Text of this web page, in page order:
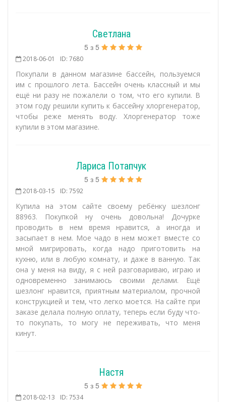
Светлана
5 з 5
2018-06-01 ID: 7680
Покупали в данном магазине бассейн, пользуемся
им с прошлого лета. Бассейн очень классный и мы
ещё ни разу не пожалели о том, что его купили. В
этом году решили купить к бассейну хлоргенератор,
чтобы реже менять воду. Хлоргенератор тоже
купили в этом магазине.
Лариса Потапчук
5 з 5
2018-03-15 ID: 7592
Купила на этом сайте своему ребёнку шезлонг
88963. Покупкой ну очень довольна! Дочурке
проводить в нем время нравится, а иногда и
засыпает в нем. Мое чадо в нем может вместе со
мной мигрировать, когда надо приготовить на
кухню, или в любую комнату, и даже в ванную. Так
она у меня на виду, я с ней разговариваю, играю и
одновременно занимаюсь своими делами. Ещё
шезлонг нравится, приятным материалом, прочной
конструкцией и тем, что легко моется. На сайте при
заказе делала полную оплату, теперь если буду что-
то покупать, то могу не переживать, что меня
кинут.
Настя
5 з 5
2018-02-13 ID: 7534